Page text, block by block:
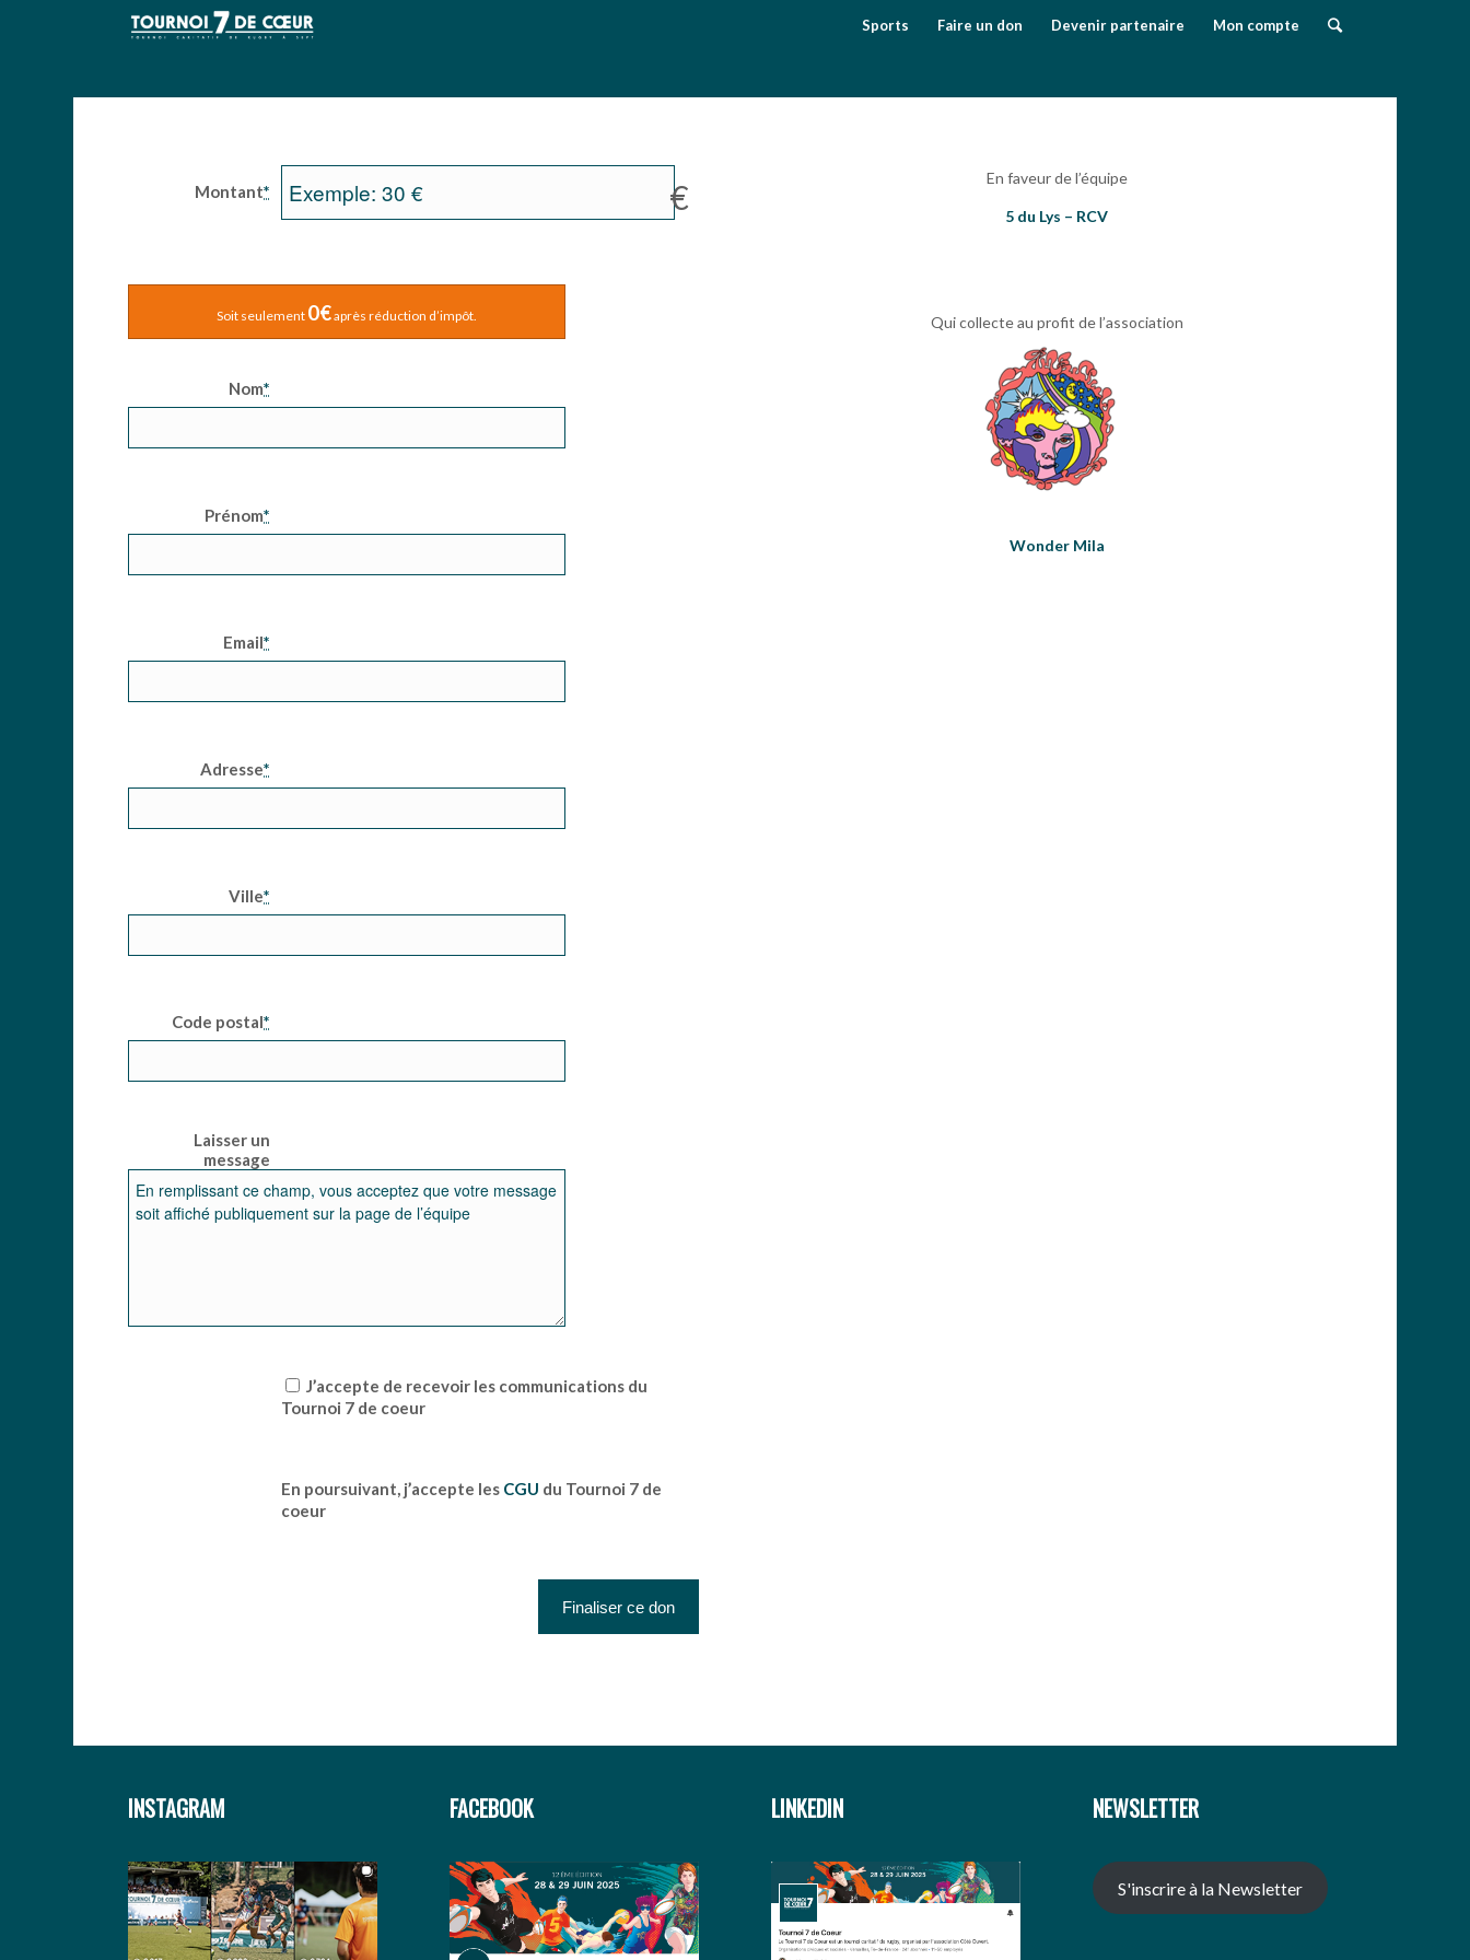
Sports Faire un don Devenir partenaire Mon compte
Montant* €
Soit seulement 0€après réduction d’impôt.
Nom*
Prénom*
Email*
Adresse*
Ville*
Code postal*
Laisser un
message
J’accepte de recevoir les communications du
Tournoi 7 de coeur
En poursuivant, j’accepte les CGU du Tournoi 7 de
coeur
En faveur de l’équipe
5 du Lys – RCV
Qui collecte au profit de l’association
Wonder Mila
INSTAGRAM FACEBOOK LINKEDIN NEWSLETTER
S'inscrire à la Newsletter